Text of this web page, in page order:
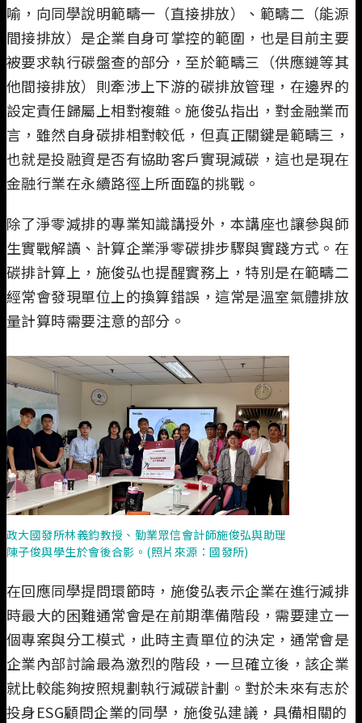
喻，向同學說明範疇一（直接排放）、範疇二（能源
間接排放）是企業自身可掌控的範圍，也是目前主要
被要求執行碳盤查的部分，至於範疇三（供應鏈等其
他間接排放）則牽涉上下游的碳排放管理，在邊界的
設定責任歸屬上相對複雜。施俊弘指出，對金融業而
言，雖然自身碳排相對較低，但真正關鍵是範疇三，
也就是投融資是否有協助客戶實現減碳，這也是現在
金融行業在永續路徑上所面臨的挑戰。
除了淨零減排的專業知識講授外，本講座也讓參與師
生實戰解讀、計算企業淨零碳排步驟與實踐方式。在
碳排計算上，施俊弘也提醒實務上，特別是在範疇二
經常會發現單位上的換算錯誤，這常是溫室氣體排放
量計算時需要注意的部分。
政大國發所林義鈞教授、勤業眾信會計師施俊弘與助理
陳子俊與學生於會後合影。(照片來源：國發所)
在回應同學提問環節時，施俊弘表示企業在進行減排
時最大的困難通常會是在前期準備階段，需要建立一
個專案與分工模式，此時主責單位的決定，通常會是
企業內部討論最為激烈的階段，一旦確立後，該企業
就比較能夠按照規劃執行減碳計劃。對於未來有志於
投身ESG顧問企業的同學，施俊弘建議，具備相關的